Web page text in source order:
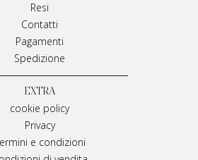
Resi
Contatti
Pagamenti
Spedizione
EXTRA
cookie policy
Privacy
e condizioni